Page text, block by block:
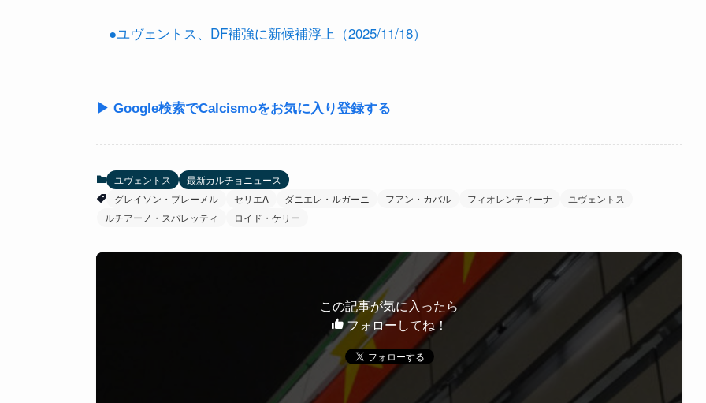
●ユヴェントス、DF補強に新候補浮上（2025/11/18）
▶ Google検索でCalcismoをお気に入り登録する
ユヴェントス
最新カルチョニュース
グレイソン・ブレーメル
セリエA ダニエレ・ルガーニ フアン・カバル フィオレンティーナ
ユヴェントス
ルチアーノ・スパレッティ
ロイド・ケリー
この記事が気に入ったら
フォローしてね！